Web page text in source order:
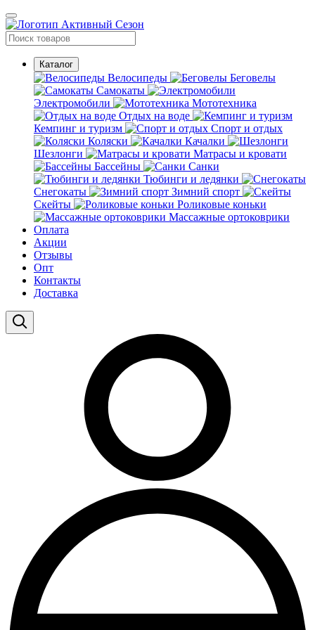
Каталог
Велосипеды
Беговелы
Самокаты
Электромобили
Мототехника
Отдых на воде
Кемпинг и туризм
Спорт и отдых
Коляски
Качалки
Шезлонги
Матрасы и кровати
Бассейны
Санки
Тюбинги и ледянки
Снегокаты
Зимний спорт
Скейты
Роликовые коньки
Массажные ортоковрики
Оплата
Акции
Отзывы
Опт
Контакты
Доставка